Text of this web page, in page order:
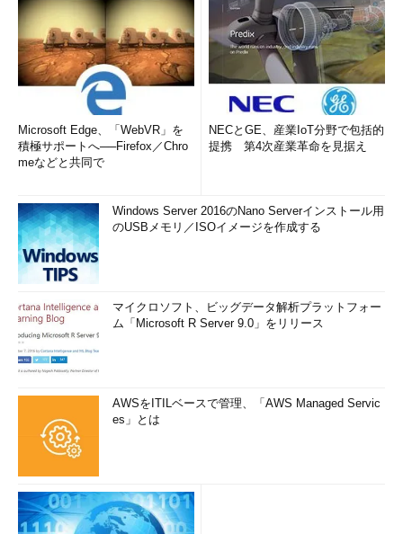
Microsoft Edge、「WebVR」を
積極サポートへ──Firefox／Chro
meなどと共同で
NECとGE、産業IoT分野で包括的
提携 第4次産業革命を見据え
Windows Server 2016のNano Serverインストール用
のUSBメモリ／ISOイメージを作成する
マイクロソフト、ビッグデータ解析プラットフォー
ム「Microsoft R Server 9.0」をリリース
AWSをITILベースで管理、「AWS Managed Servic
es」とは